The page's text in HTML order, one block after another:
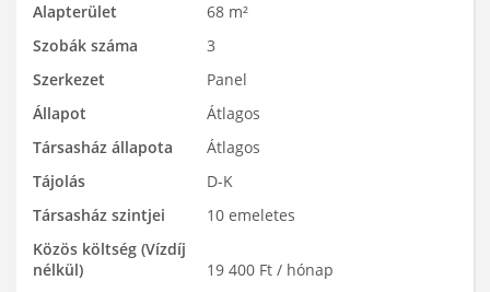
Alapterület
68 m²
Szobák száma
3
Szerkezet
Panel
Állapot
Átlagos
Társasház állapota
Átlagos
Tájolás
D-K
Társasház szintjei
10 emeletes
Közös költség (Vízdíj
nélkül)
19 400 Ft / hónap